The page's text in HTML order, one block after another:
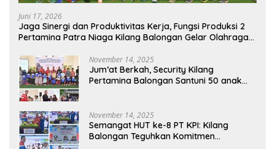
Juni 17, 2026
Jaga Sinergi dan Produktivitas Kerja, Fungsi Produksi 2
Pertamina Patra Niaga Kilang Balongan Gelar Olahraga
November 14, 2025
Jum’at Berkah, Security Kilang
Pertamina Balongan Santuni 50 anak
November 14, 2025
Semangat HUT ke-8 PT KPI: Kilang
Balongan Teguhkan Komitmen